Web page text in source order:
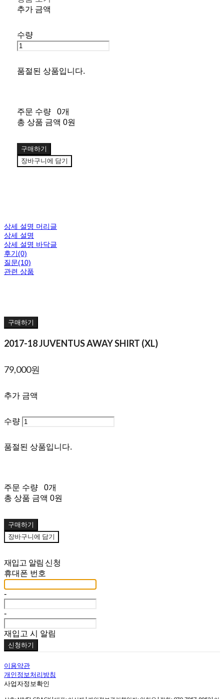
추가 금액
수량
품절된 상품입니다.
주문 수량
0개
총 상품 금액 0원
구매하기
장바구니에 담기
상세 설명 머리글
상세 설명
상세 설명 바닥글
후기(0)
질문(10)
관련 상품
구매하기
2017-18 JUVENTUS AWAY SHIRT (XL)
79,000원
추가 금액
수량
품절된 상품입니다.
주문 수량
0개
총 상품 금액 0원
구매하기
장바구니에 담기
재입고 알림 신청
휴대폰 번호
-
-
재입고 시 알림
신청하기
이용약관
개인정보처리방침
사업자정보확인